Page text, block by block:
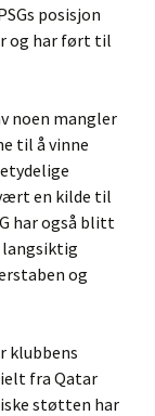
posisjon
og har ført til
noen mangler
til å vinne
en kilde til
har også blitt
og
klubbens
fra Qatar
støtten har